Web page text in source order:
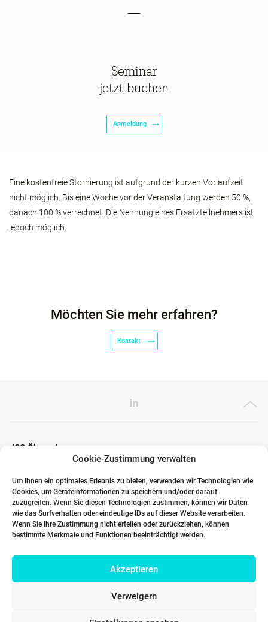
Cookie-Zustimmung verwalten
Um Ihnen ein optimales Erlebnis zu bieten, verwenden wir Technologien wie
Cookies, um Geräteinformationen zu speichern und/oder darauf
zuzugreifen. Wenn Sie diesen Technologien zustimmen, können wir Daten
wie das Surfverhalten oder eindeutige IDs auf dieser Website verarbeiten.
Wenn Sie Ihre Zustimmung nicht erteilen oder zurückziehen, können
bestimmte Merkmale und Funktionen beeinträchtigt werden.
Akzeptieren
Verweigern
Seminar
jetzt buchen
Anmeldung
Eine kostenfreie Stornierung ist aufgrund der kurzen Vorlaufzeit
nicht möglich. Bis eine Woche vor der Veranstaltung werden 50 %,
danach 100 % verrechnet. Die Nennung eines Ersatzteilnehmers ist
jedoch möglich.
Möchten Sie mehr erfahren?
Kontakt
ICG Ökosystem
Globale Partner